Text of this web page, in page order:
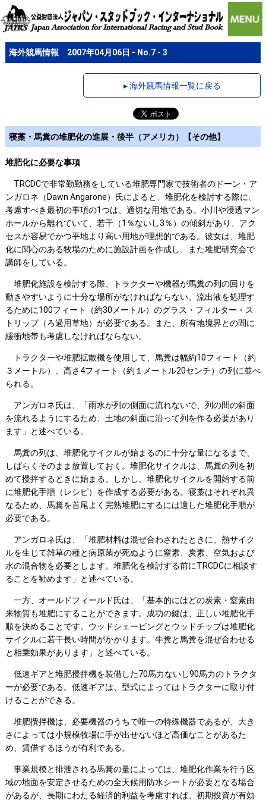
海外競馬情報 2007年04月06日 - No.7 - 3
▸ 海外競馬情報一覧に戻る
寝藁・馬糞の堆肥化の進展・後半（アメリカ）【その他】
堆肥化に必要な事項
TRCDCで非常勤勤務をしている堆肥専門家で技術者のドーン・ア
ンガロネ（Dawn Angarone）氏によると、堆肥化を検討する際に、
考慮すべき最初の事項の1つは、適切な用地である。小川や浸透マン
ホールから離れていて、若干（1％ないし3％）の傾斜があり、アク
セスが容易でかつ平地より高い用地が理想的である。彼女は、堆肥
化に関心のある牧場のために施設計画を作成し、また堆肥研究会で
講師をしている。
堆肥化施設を検討する際、トラクターや機器が馬糞の列の回りを
動きやすいように十分な場所がなければならない。流出液を処理す
るために100フィート（約30メートル）のグラス・フィルター・ス
トリップ（ろ過用草地）が必要である。また、所有地境界との間に
緩衝地帯も考慮しなければならない。
トラクターや堆肥拡散機を使用して、馬糞は幅約10フィート（約
３メートル）、高さ4フィート（約１メートル20センチ）の列に並べ
られる。
アンガロネ氏は、「雨水が列の側面に流れないで、列の間の斜面
を流れるようにするため、土地の斜面に沿って列を作る必要があり
ます」と述べている。
馬糞の列は、堆肥化サイクルが始まるのに十分な量になるまで、
しばらくそのまま放置しておく。堆肥化サイクルは、馬糞の列を初
めて攪拌するときに始まる。しかし、堆肥化サイクルを開始する前
に堆肥化手順（レシピ）を作成する必要がある。寝藁はそれぞれ異
なるため、馬糞を首尾よく完熟堆肥にするには適した堆肥化手順が
必要である。
アンガロネ氏は、「堆肥材料は混ぜ合わされたときに、熱サイク
ルを生じて雑草の種と病原菌が死ぬように窒素、炭素、空気および
水の混合物を必要とします。堆肥化を検討する前にTRCDCに相談す
ることを勧めます」と述べている。
一方、オールドフィールド氏は、「基本的にはどの炭素・窒素由
来物質も堆肥にすることができます。成功の鍵は、正しい堆肥化手
順を決めることです。ウッドシェービングとウッドチップは堆肥化
サイクルに若干長い時間がかかります。牛糞と馬糞を混ぜ合わせる
と相乗効果があります」と述べている。
低速ギアと堆肥攪拌機を装備した70馬力ないし90馬力のトラクタ
ーが必要である。低速ギアは、型式によってはトラクターに取り付
けることができる。
堆肥攪拌機は、必要機器のうちで唯一の特殊機器であるが、大き
さによっては小規模牧場に手が出せないほど高価なことがあるた
め、賃借するほうが有利である。
事業規模と排泄される馬糞の量によっては、堆肥化作業を行う区
域の地面を安定させるための全天候用防水シートが必要となる場合
があるが、長期にわたる経済的利益を考慮すれば、初期投資が有効